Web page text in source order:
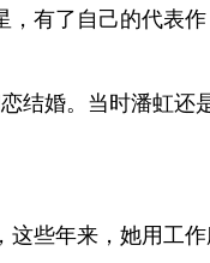
有了自己的代表
结婚。当时潘虹
些年来，她用工